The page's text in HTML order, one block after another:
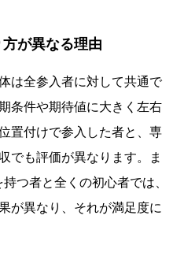
が異なる理由
は全参入者に対して共通で
条件や期待値に大きく左右
置付けで参入した者と、専
でも評価が異なります。ま
つ者と全くの初心者では、
が異なり、それが満足度に